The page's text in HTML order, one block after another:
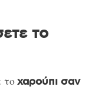
το
τοχαρούπι σαν